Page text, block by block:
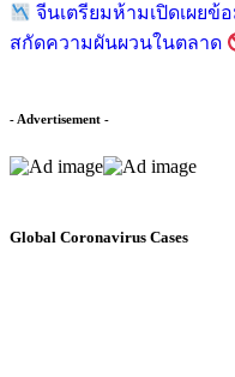
จีนเตรียมห้ามเปิดเผย
สกัดความผันผวนในตลาด
- Advertisement -
Global Coronavirus Cases